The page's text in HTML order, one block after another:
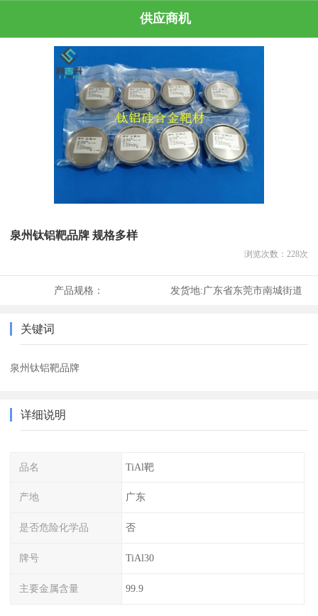
供应商机
泉州钛铝靶品牌 规格多样
浏览次数： 228次
产品规格： 发货地:广东省东莞市南城街道
关键词
泉州钛铝靶品牌
详细说明
品名 TiAl靶
产地 广东
是否危险化学品 否
牌号 TiAl30
主要金属含量 99.9